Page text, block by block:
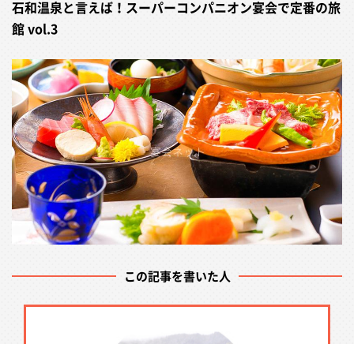
石和温泉と言えば！スーパーコンパニオン宴会で定番の旅
館 vol.3
この記事を書いた人